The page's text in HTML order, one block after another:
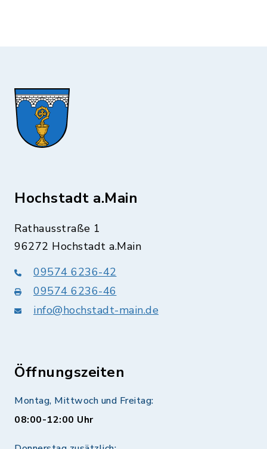
Hochstadt a.Main
Rathausstraße 1
96272 Hochstadt a.Main
09574 6236-42
09574 6236-46
info@hochstadt-main.de
Öffnungszeiten
Montag, Mittwoch und Freitag:
08:00-12:00 Uhr